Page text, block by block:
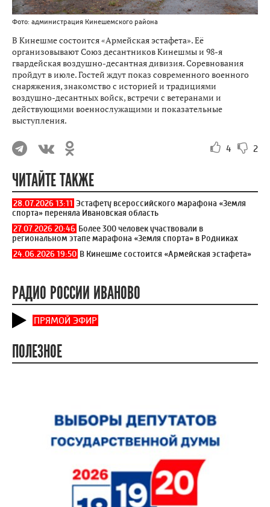
Фото: администрация Кинешемского района
В Кинешме состоится «Армейская эстафета». Её
организовывают Союз десантников Кинешмы и 98-я
гвардейская воздушно-десантная дивизия. Соревнования
пройдут в июле. Гостей ждут показ современного военного
снаряжения, знакомство с историей и традициями
воздушно-десантных войск, встречи с ветеранами и
действующими военнослужащими и показательные
выступления.
4 2
ЧИТАЙТЕ ТАКЖЕ
28.07.2026 13:11 Эстафету всероссийского марафона «Земля
спорта» переняла Ивановская область
27.07.2026 20:46 Более 300 человек участвовали в
региональном этапе марафона «Земля спорта» в Родниках
24.06.2026 19:50 В Кинешме состоится «Армейская эстафета»
РАДИО РОССИИ ИВАНОВО
ПРЯМОЙ ЭФИР
ПОЛЕЗНОЕ